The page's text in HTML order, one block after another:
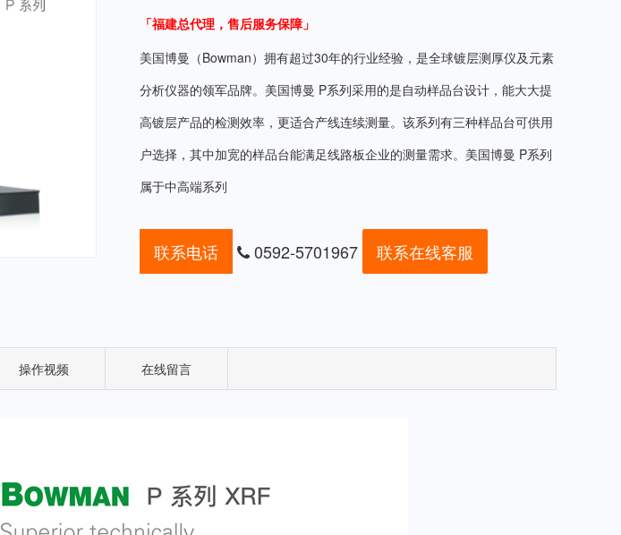
「福建总代理 ， 售后服务保障」
美国博曼（Bowman）拥有超过30年的行业经验，是全球镀层测厚仪及元素
分析仪器的领军品牌。美国博曼 P系列采用的是自动样品台设计，能大大提
高镀层产品的检测效率，更适合产线连续测量。该系列有三种样品台可供用
户选择，其中加宽的样品台能满足线路板企业的测量需求。美国博曼 P系列
属于中高端系列
联系电话 0592-5701967 联系在线客服
操作视频 在线留言